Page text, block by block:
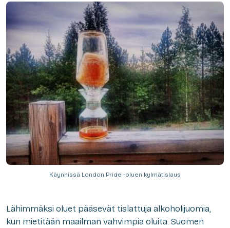
Käynnissä London Pride -oluen kylmätislaus
Lähimmäksi oluet pääsevät tislattuja alkoholijuomia,
kun mietitään maailman vahvimpia oluita. Suomen